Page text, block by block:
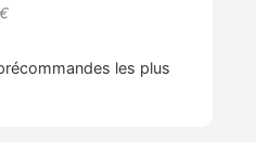
les plus